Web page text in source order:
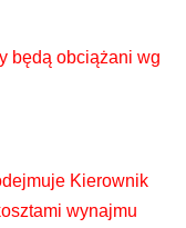
będą obciążani wg
Kierownik
wynajmu